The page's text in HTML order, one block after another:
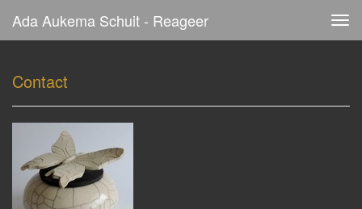
Ada Aukema Schuit - Reageer
Contact